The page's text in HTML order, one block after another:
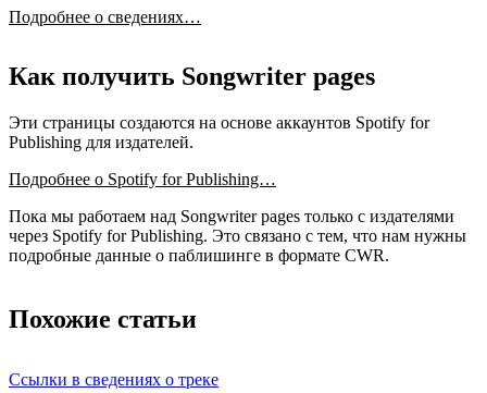
Подробнее о сведениях…
Как получить Songwriter pages
Эти страницы создаются на основе аккаунтов Spotify for
Publishing для издателей.
Подробнее о Spotify for Publishing…
Пока мы работаем над Songwriter pages только с издателями
через Spotify for Publishing. Это связано с тем, что нам нужны
подробные данные о паблишинге в формате CWR.
Похожие статьи
Ссылки в сведениях о треке